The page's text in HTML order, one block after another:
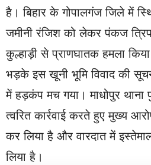
है। बिहार के गोपालगंज जिले में
जमीनी रंजिश को लेकर पंकज
कुल्हाड़ी से प्राणघातक हमला
भड़के इस खूनी भूमि विवाद की
में हड़कंप मच गया। माधोपुर
त्वरित कार्रवाई करते हुए मुख्य
कर लिया है और वारदात में
लिया है।